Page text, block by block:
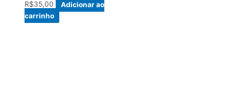
R$35,00
Adicionar ao
carrinho